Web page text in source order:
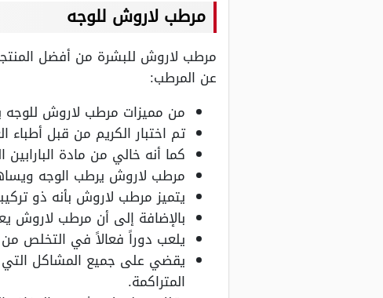
مرطب لاروش للوجه
مرطب لاروش للبشرة من أفضل
عن المرطب:
من مميزات مرطب لاروش
تم اختبار الكريم من قبل أطباء
كما أنه خالي من مادة
مرطب لاروش يرطب الوجه
يتميز مرطب لاروش بأنه ذو
بالإضافة إلى أن مرطب لاروش
يلعب دوراً فعالاً في التخلص
يقضي على جميع المشاكل
المتراكمة.